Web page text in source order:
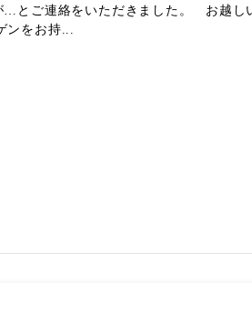
…とご連絡をいただきました。 お越し
ンをお持...